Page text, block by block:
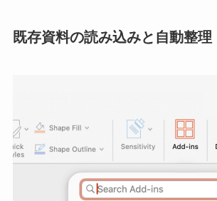
既存資料の読み込みと自動整理